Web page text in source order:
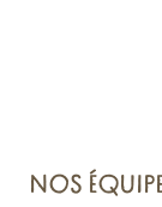
NOS